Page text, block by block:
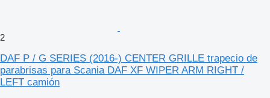
2
DAF P / G SERIES (2016-) CENTER GRILLE trapecio de
parabrisas para Scania DAF XF WIPER ARM RIGHT /
LEFT camión